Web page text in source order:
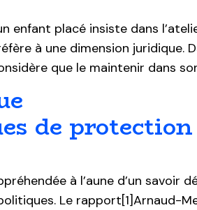
enfant placé insiste dans
à une dimension juridique.
que le maintenir dans
de protection
à l’aune d’un
Le rapport[1]Arnaud-